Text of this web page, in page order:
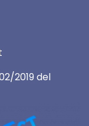
2019 del